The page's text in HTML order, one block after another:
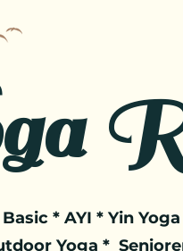
* AYI * Yin
Yoga *